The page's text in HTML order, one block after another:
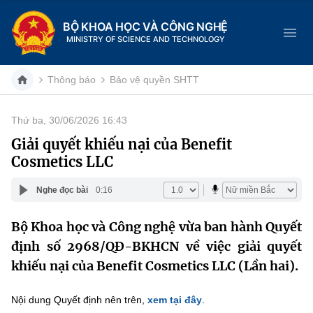
BỘ KHOA HỌC VÀ CÔNG NGHỆ
MINISTRY OF SCIENCE AND TECHNOLOGY
Danh mục
Trang chủ
Giới thiệu
Chức năng nhiệm vụ
Cơ cấu tổ chức
Lịch sử phát triển
Tin tức sự kiện
Khoa học và Công nghệ
Đổi mới sáng tạo
Dịch vụ công
Hệ thống văn bản
Thông báo Bảo vệ quyền SHTT
Thứ ba, 30/06/2026 16:43
Giải quyết khiếu nại của Benefit
Cosmetics LLC
Nghe đọc bài 0:16
Bộ Khoa học và Công nghệ vừa ban hành Quyết
định số 2968/QĐ-BKHCN về việc giải quyết
khiếu nại của Benefit Cosmetics LLC (Lần hai).
Nội dung Quyết định nên trên, xem tại đây